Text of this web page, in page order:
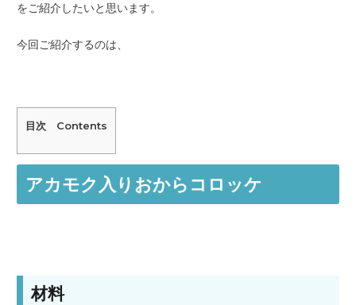
をご紹介したいと思います。
今回ご紹介するのは、
目次 Contents
アカモク入りおからコロッケ
材料